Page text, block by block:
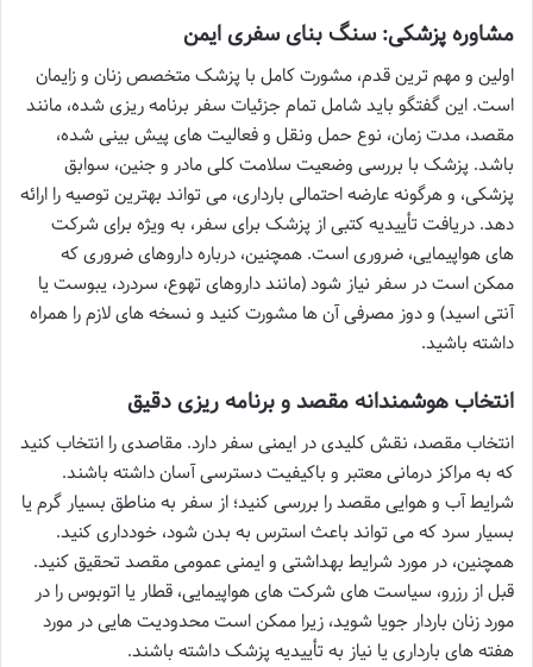
مشاوره پزشکی: سنگ بنای سفری ایمن
اولین و مهم ترین قدم، مشورت کامل با پزشک متخصص زنان و زایمان
است. این گفتگو باید شامل تمام جزئیات سفر برنامه ریزی شده، مانند
مقصد، مدت زمان، نوع حمل ونقل و فعالیت های پیش بینی شده،
باشد. پزشک با بررسی وضعیت سلامت کلی مادر و جنین، سوابق
پزشکی، و هرگونه عارضه احتمالی بارداری، می تواند بهترین توصیه را ارائه
دهد. دریافت تأییدیه کتبی از پزشک برای سفر، به ویژه برای شرکت
های هواپیمایی، ضروری است. همچنین، درباره داروهای ضروری که
ممکن است در سفر نیاز شود (مانند داروهای تهوع، سردرد، یبوست یا
آنتی اسید) و دوز مصرفی آن ها مشورت کنید و نسخه های لازم را همراه
داشته باشید.
انتخاب هوشمندانه مقصد و برنامه ریزی دقیق
انتخاب مقصد، نقش کلیدی در ایمنی سفر دارد. مقاصدی را انتخاب کنید
که به مراکز درمانی معتبر و باکیفیت دسترسی آسان داشته باشند.
شرایط آب و هوایی مقصد را بررسی کنید؛ از سفر به مناطق بسیار گرم یا
بسیار سرد که می تواند باعث استرس به بدن شود، خودداری کنید.
همچنین، در مورد شرایط بهداشتی و ایمنی عمومی مقصد تحقیق کنید.
قبل از رزرو، سیاست های شرکت های هواپیمایی، قطار یا اتوبوس را در
مورد زنان باردار جویا شوید، زیرا ممکن است محدودیت هایی در مورد
هفته های بارداری یا نیاز به تأییدیه پزشک داشته باشند.